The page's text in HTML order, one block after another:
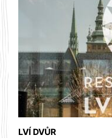
LVÍ DVŮR